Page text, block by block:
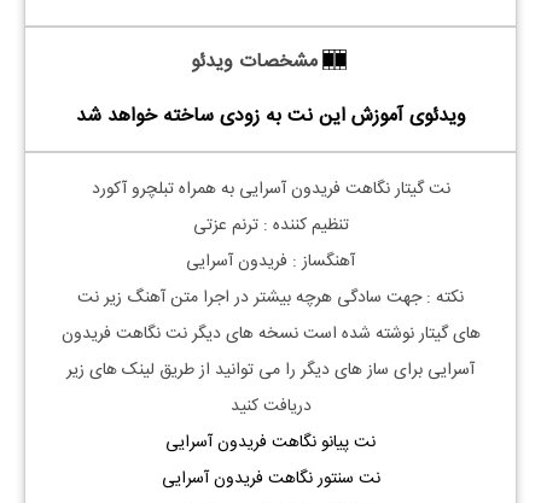
مشخصات ویدئو
ویدئوی آموزش این نت به زودی ساخته خواهد شد
نت گیتار نگاهت فریدون آسرایی به همراه تبلچرو آکورد
تنظیم کننده : ترنم عزتی
آهنگساز : فریدون آسرایی
نکته : جهت سادگی هرچه بیشتر در اجرا متن آهنگ زیر نت
هایگیتارنوشته شده است نسخه های دیگر نتنگاهت فریدون
آسرایی برای ساز های دیگر را می توانید از طریق لینک های زیر
دریافت کنید
نت پیانو نگاهت فریدون آسرایی
نت سنتور نگاهت فریدون آسرایی